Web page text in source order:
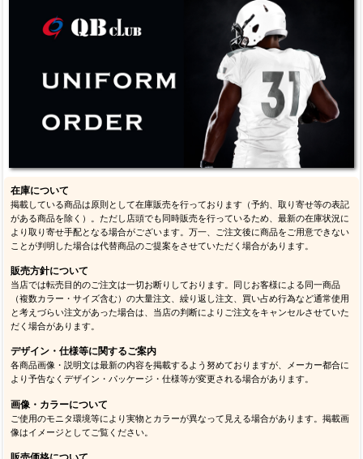
在庫について
掲載している商品は原則として在庫販売を行っております（予約、取り寄せ等の表記
がある商品を除く）。ただし店頭でも同時販売を行っているため、最新の在庫状況に
より取り寄せ手配となる場合がございます。万一、ご注文後に商品をご用意できない
ことが判明した場合は代替商品のご提案をさせていただく場合があります。
販売方針について
当店では転売目的のご注文は一切お断りしております。同じお客様による同一商品
（複数カラー・サイズ含む）の大量注文、繰り返し注文、買い占め行為など通常使用
と考えづらい注文があった場合は、当店の判断によりご注文をキャンセルさせていた
だく場合があります。
デザイン・仕様等に関するご案内
各商品画像・説明文は最新の内容を掲載するよう努めておりますが、メーカー都合に
より予告なくデザイン・パッケージ・仕様等が変更される場合があります。
画像・カラーについて
ご使用のモニタ環境等により実物とカラーが異なって見える場合があります。掲載画
像はイメージとしてご覧ください。